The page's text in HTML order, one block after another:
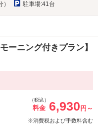
駐車場:41台
ーニング付きプラン】
（税込）
料金 6,930 円～
※消費税および手数料含む